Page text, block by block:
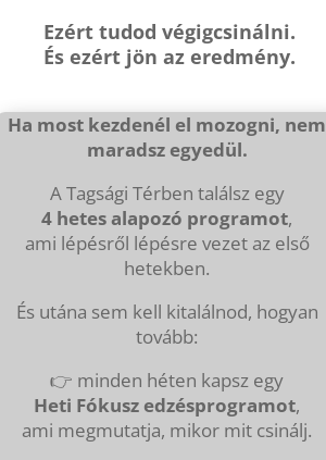
Ezért tudod végigcsinálni.
És ezért jön az eredmény.
Ha most kezdenél el mozogni, nem
maradsz egyedül.
A Tagsági Térben találsz egy
4 hetes alapozó programot,
ami lépésről lépésre vezet az első
hetekben.
És utána sem kell kitalálnod, hogyan
tovább:
👉 minden héten kapsz egy
Heti Fókusz edzésprogramot,
ami megmutatja, mikor mit csinálj.